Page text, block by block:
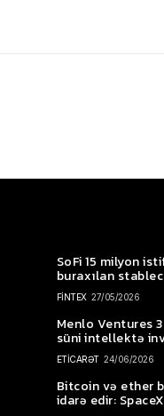
SoFi 15 milyon
buraxılan
FİNTEX 27/05/2026
Menlo Ventures
süni intellektə
ETİCARƏT 24/06/2026
Bitcoin və ether
idarə edir: